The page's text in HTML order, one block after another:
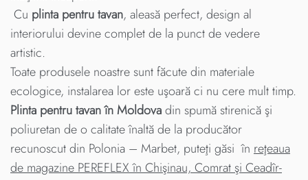
Cu plinta pentru tavan, aleasă perfect, design al
interiorului devine complet de la punct de vedere
artistic.
Toate produsele noastre sunt făcute din materiale
ecologice, instalarea lor este uşoară ci nu cere mult timp.
Plinta pentru tavan în Moldovadin spumă stirenică şi
poliuretan de o calitate înaltă de la producător
recunoscut din Polonia – Marbet, puteţi găsi în reţeaua
de magazine PEREFLEX în Chişinau, Comrat şi Ceadîr-